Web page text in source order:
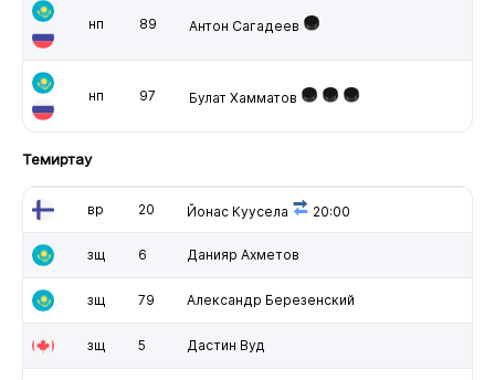
нп 89 Антон Сагадеев
нп 97 Булат Хамматов
Темиртау
вр 20 Йонас Куусела 20:00
зщ 6 Данияр Ахметов
зщ 79 Александр Березенский
зщ 5 Дастин Вуд